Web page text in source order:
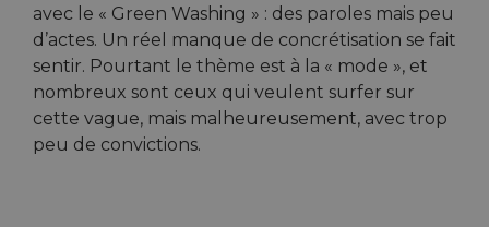
avec le « Green Washing » : des paroles mais peu
d’actes. Un réel manque de concrétisation se fait
sentir. Pourtant le thème est à la « mode », et
nombreux sont ceux qui veulent surfer sur
cette vague, mais malheureusement, avec trop
peu de convictions.